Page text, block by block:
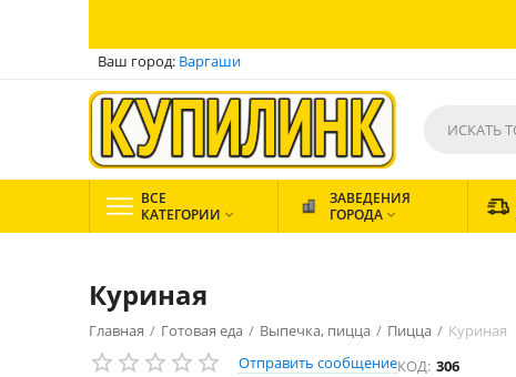
Ваш город: Варгаши
ВСЕ
КАТЕГОРИИ 
ЗАВЕДЕНИЯ
ГОРОДА 
Куриная
Главная / Готовая еда / Выпечка, пицца / Пицца / Куриная
Отправить сообщениеКОД: 306